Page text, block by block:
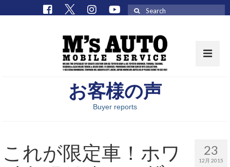
取扱車種一覧
M’sCollectionパーツ一覧
お客様の声
Buyer reports
23
12月 2015
これが限定車！ホワ